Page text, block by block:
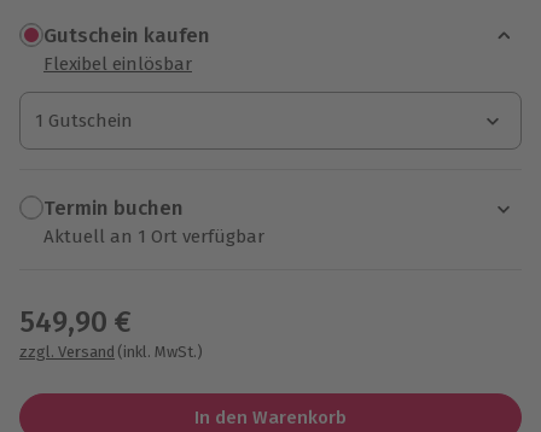
Gutschein kaufen
Flexibel einlösbar
1 Gutschein
1 Gutschein
1 Gutschein
Termin buchen
Aktuell an 1 Ort verfügbar
549,90 €
zzgl. Versand (inkl. MwSt.)
In den Warenkorb